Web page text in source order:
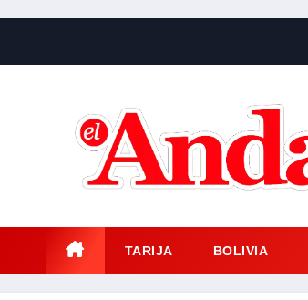
contenido
TARIJA BOLIVIA